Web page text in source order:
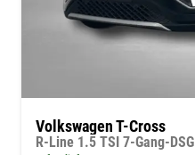
Volkswagen T-Cross
R-Line 1.5 TSI 7-Gang-DSG